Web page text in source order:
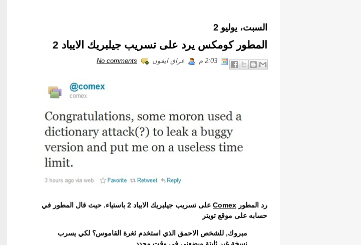
السبت، يوليو 2
المطور كومكس يرد على تسريب جيلبريك الايباد 2
عراق ايفون No comments
رد المطور Comex
على تسريب جيلبريك الايباد 2 باستياء. حيث قال المطور في
حسابه على موقع تويتر
مبروك, للشخص الاحمق الذي استخدم ثغرة القاموس؟ لكي يسرب